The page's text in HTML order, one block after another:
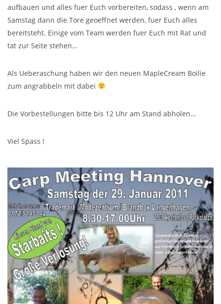
aufbauen und alles fuer Euch vorbereiten, sodass , wenn am
Samstag dann die Tore geoeffnet werden, fuer Euch alles
bereitsteht. Einige vom Team werden fuer Euch mit Rat und
tat zur Seite stehen…
Als Ueberaschung haben wir den neuen MapleCream Boilie
zum angrabbeln mit dabei
Die Vorbestellungen bitte bis 12 Uhr am Stand abholen…
Viel Spass !